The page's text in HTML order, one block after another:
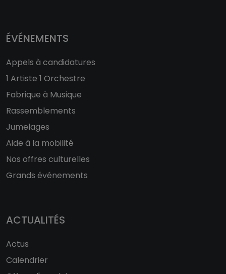
ÉVÉNEMENTS
Appels à candidatures
1 Artiste 1 Orchestre
Fabrique à Musique
Rassemblements
Jumelages
Aide à la mobilité
Nos offres culturelles
Grands événements
ACTUALITÉS
Actus
Calendrier